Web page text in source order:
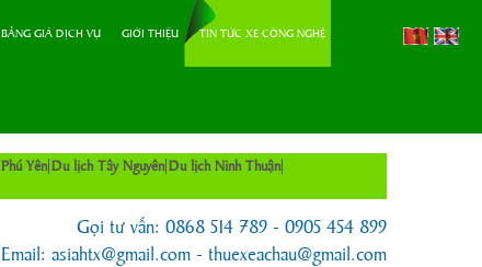
BẢNG GIÁ DỊCH VỤ GIỚI THIỆU TIN TỨC XE CÔNG NGHỆ
Yên Du lịch Tây Nguyên Du lịch Ninh Thuận
Gọi tư vấn: 0868 514 789 - 0905 454 899
Email: asiahtx@gmail.com - thuexeachau@gmail.com